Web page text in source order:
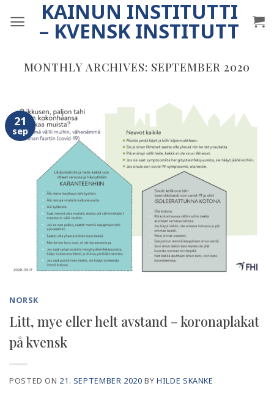
to
KAINUN INSTITUTTI
– KVENSK INSTITUTT
MONTHLY ARCHIVES: SEPTEMBER 2020
21
sep
NORSK
Litt, mye eller helt avstand – koronaplakat
på kvensk
POSTED ON 21. SEPTEMBER 2020 BYHILDE SKANKE